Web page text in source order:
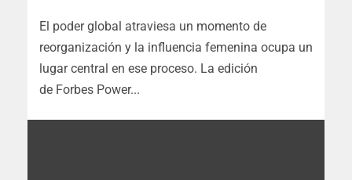
El poder global atraviesa un momento de
reorganización y la influencia femenina ocupa un
lugar central en ese proceso. La edición
de Forbes Power...